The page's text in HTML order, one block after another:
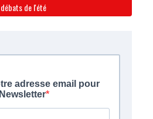
de l'été